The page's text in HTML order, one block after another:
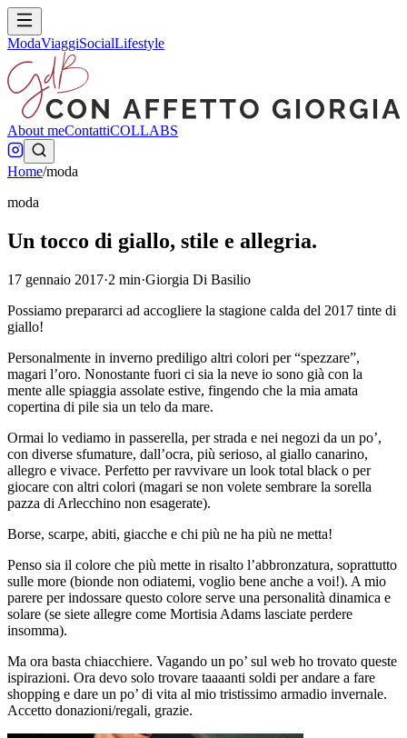
ModaViaggiSocialLifestyle
About meContattiCOLLABS
Home/moda
moda
Un tocco di giallo, stile e allegria.
17 gennaio 2017·2 min·Giorgia Di Basilio
Possiamo prepararci ad accogliere la stagione calda del 2017 tinte di
giallo!
Personalmente in inverno prediligo altri colori per “spezzare”,
magari l’oro. Nonostante fuori ci sia la neve io sono già con la
mente alle spiaggia assolate estive, fingendo che la mia amata
copertina di pile sia un telo da mare.
Ormai lo vediamo in passerella, per strada e nei negozi da un po’,
con diverse sfumature, dall’ocra, più serioso, al giallo canarino,
allegro e vivace. Perfetto per ravvivare un look total black o per
giocare con altri colori (magari se non volete sembrare la sorella
pazza di Arlecchino non esagerate).
Borse, scarpe, abiti, giacche e chi più ne ha più ne metta!
Penso sia il colore che più mette in risalto l’abbronzatura, soprattutto
sulle more (bionde non odiatemi, voglio bene anche a voi!). A mio
parere per indossare questo colore serve una personalità dinamica e
solare (se siete allegre come Mortisia Adams lasciate perdere
insomma).
Ma ora basta chiacchiere. Vagando un po’ sul web ho trovato queste
ispirazioni. Ora devo solo trovare taaaanti soldi per andare a fare
shopping e dare un po’ di vita al mio tristissimo armadio invernale.
Accetto donazioni/regali, grazie.